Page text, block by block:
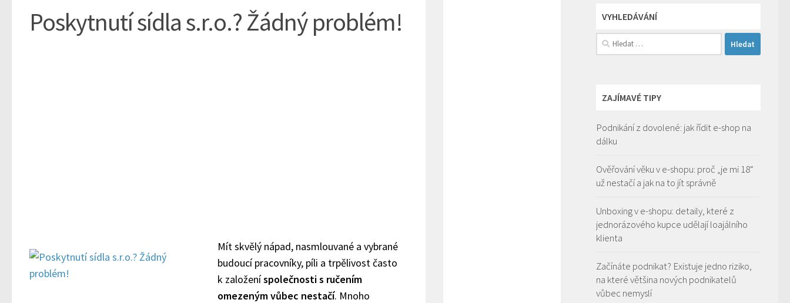
Poskytnutí sídla s.r.o.? Žádný problém!
Mít skvělý nápad, nasmlouvané a vybrané
budoucí pracovníky, píli a trpělivost často
k založeníspolečnosti s ručením
omezeným vůbec nestačí. Mnoho
VYHLEDÁVÁNÍ
Vyhledávání
ZAJÍMAVÉ TIPY
Podnikání z dovolené: jak řídit e-shop na
dálku
Ověřování věku v e-shopu: proč „je mi 18“
už nestačí a jak na to jít správně
Unboxing v e-shopu: detaily, které z
jednorázového kupce udělají loajálního
klienta
Začínáte podnikat? Existuje jedno riziko,
na které většina nových podnikatelů
vůbec nemyslí